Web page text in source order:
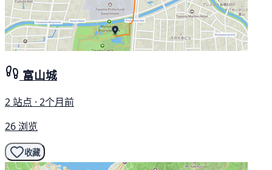
富山城
2 站点 · 2个月前
26 浏览
收藏